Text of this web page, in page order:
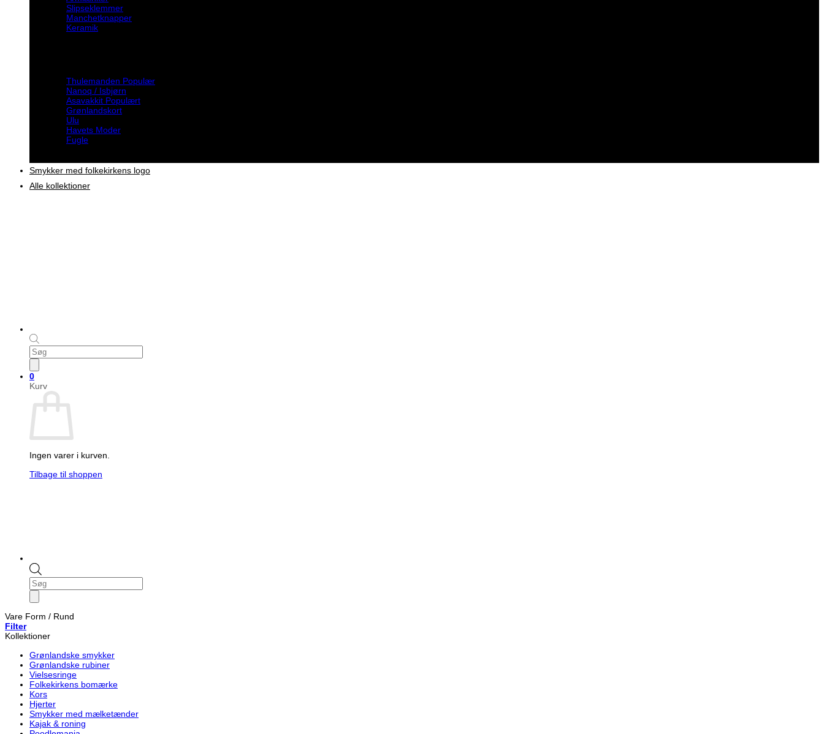
Products
search
0
Kurv
Ingen varer i kurven.
Tilbage til shoppen
Slipseklemmer
Manchetknapper
Keramik
Thulemanden
Nanoq / Isbjørn
Asavakkit
Grønlandskort
Ulu
Havets Moder
Fugle
Smykker med folkekirkens logo
Alle kollektioner
Products
search
Vare Form / Rund
Filter
Kollektioner
Grønlandske smykker
Grønlandske rubiner
Vielsesringe
Folkekirkens bomærke
Kors
Hjerter
Smykker med mælketænder
Kajak & roning